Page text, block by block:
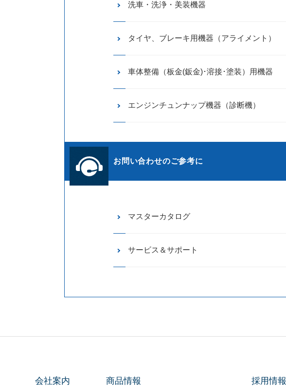
洗車・洗浄・美装機器
タイヤ、ブレーキ用機器（アライメント）
車体整備（板金(鈑金)･溶接･塗装）用機器
エンジンチュンナップ機器（診断機）
お問い合わせのご参考に
マスターカタログ
サービス＆サポート
会社案内 商品情報 採用情報